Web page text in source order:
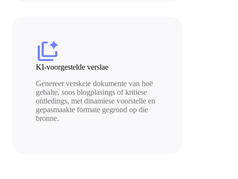
auto_tab_group
KI-voorgestelde verslae
Genereer verskeie dokumente van hoë
gehalte, soos blogplasings of kritiese
ontledings, met dinamiese voorstelle en
gepasmaakte formate gegrond op die
bronne.